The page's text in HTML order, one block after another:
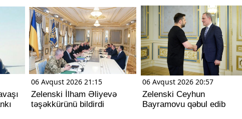
06 Avqust 2026 21:15
Zelenski İlham Əliyevə
təşəkkürünü bildirdi
06 Avqust 2026 20:57
Zelenski Ceyhun
Bayramovu qəbul edib